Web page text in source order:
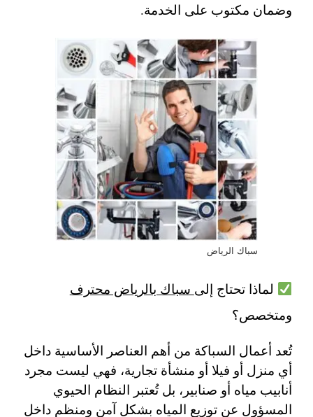
وضمان مكتوب على الخدمة.
سباك الرياض
لماذا تحتاج إلى سباك بالرياض محترف
ومتخصص؟
تُعد أعمال السباكة من أهم العناصر الأساسية داخل
أي منزل أو فيلا أو منشأة تجارية، فهي ليست مجرد
أنابيب مياه أو صنابير، بل تُعتبر النظام الحيوي
المسؤول عن توزيع المياه بشكل آمن ومنظم داخل